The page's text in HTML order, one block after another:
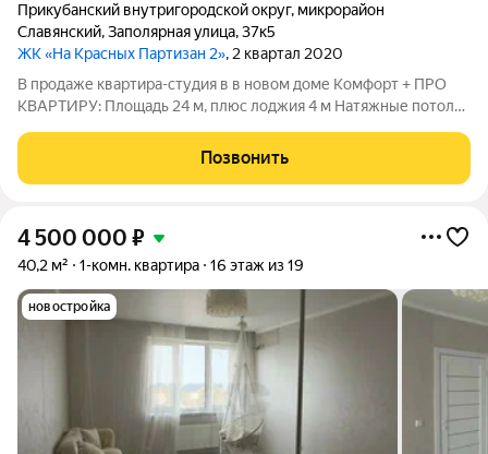
Прикубанский внутригородской округ, микрорайон
Славянский,Заполярная улица,37к5
ЖК «На Красных Партизан 2», 2 квартал 2020
В продаже квартира-студия в в новом доме Комфорт + ПРО
КВАРТИРУ: Площадь 24 м, плюс лоджия 4 м Натяжные потолки
класса, санузел полностью в керамической плитке. Ремонт
делали для себя. Квартира
Позвонить
4 500 000 ₽
40,2 м² 1-комн. квартира 16 этаж из 19
новостройка